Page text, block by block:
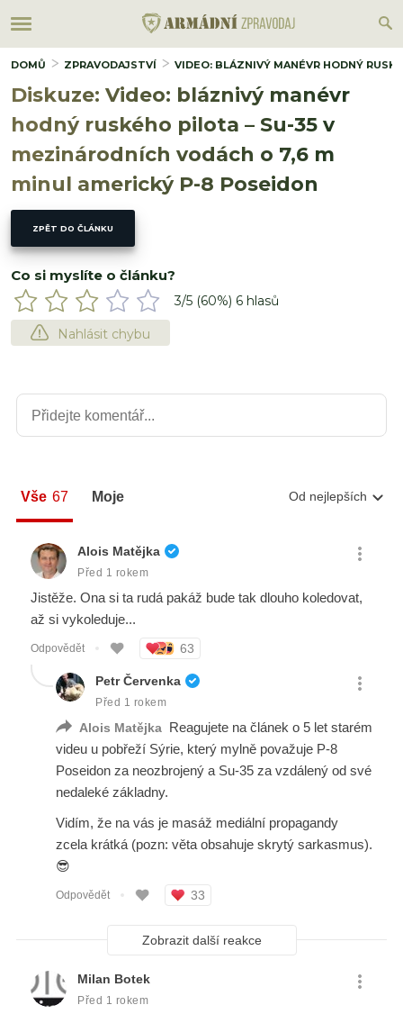
DOMŮ ZPRAVODAJSTVÍ VIDEO: BLÁZNIVÝ MANÉVR HODNÝ
Diskuze: Video: bláznivý manévr
hodný ruského pilota – Su-35 v
mezinárodních vodách o 7,6 m
minul americký P-8 Poseidon
ZPĚT DO ČLÁNKU
Co si myslíte o článku?
3/5 (60%) 6 hlasů
Nahlásit chybu